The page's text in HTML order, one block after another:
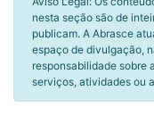
nesta seção são de
publicam. A Abrasce
espaço de divulgação,
responsabilidade sobre
serviços, atividades ou